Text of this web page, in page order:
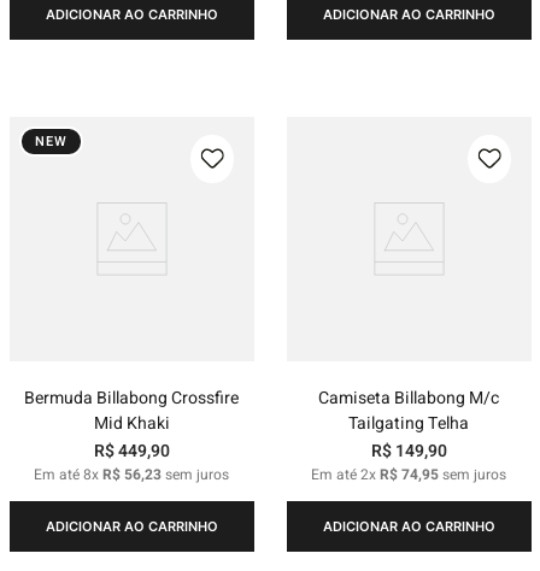
ADICIONAR AO CARRINHO ADICIONAR AO CARRINHO
NEW
Bermuda Billabong Crossfire
Mid Khaki
R$449,90
Em até8xR$ 56,23sem juros
ADICIONAR AO CARRINHO
Camiseta Billabong M/c
Tailgating Telha
R$ 149,90
Em até2xR$74,95sem juros
ADICIONAR AO CARRINHO